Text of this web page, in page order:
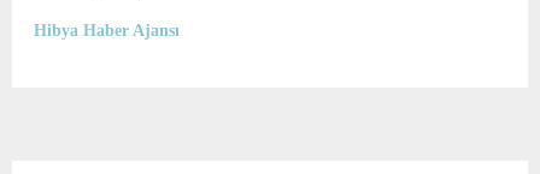
Hibya Haber Ajansı